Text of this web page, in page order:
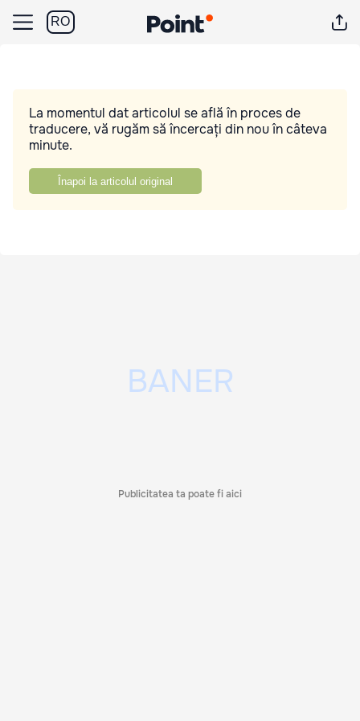
RO
La momentul dat articolul se află în proces de
traducere, vă rugăm să încercați din nou în câteva
minute.
Înapoi la articolul original
Publicitatea ta poate fi aici